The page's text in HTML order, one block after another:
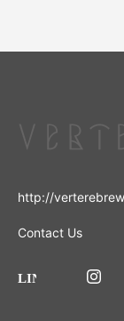
http://
Contact Us